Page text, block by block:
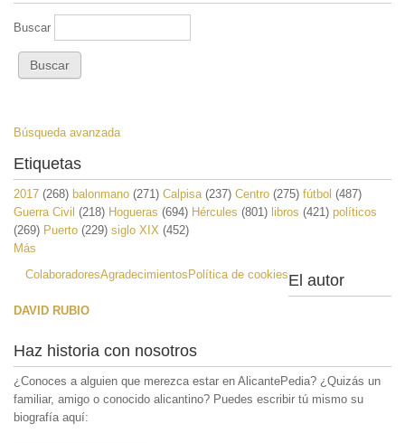
Buscar
Búsqueda avanzada
Etiquetas
2017 (268) balonmano (271) Calpisa(237) Centro (275) fútbol (487)
Guerra Civil (218) Hogueras (694) Hércules (801) libros (421) políticos
(269) Puerto (229) siglo XIX (452)
Más
ColaboradoresAgradecimientosPolítica de cookiesEl autor
DAVID RUBIO
Haz historia con nosotros
¿Conoces a alguien que merezca estar en AlicantePedia? ¿Quizás un
familiar, amigo o conocido alicantino? Puedes escribir tú mismo su
biografía aquí: